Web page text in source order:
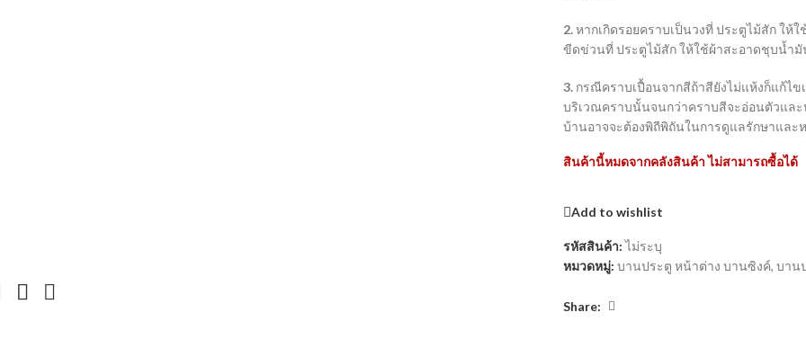
2.หากเกิดรอยคราบเป็นวงที่ ประตูไม้สัก ให้
ขีดข่วนที่ ประตูไม้สัก ให้ใช้ผ้าสะอาดชุบน้ำมั
3.กรณีคราบเปื้อนจากสีถ้าสียังไม่แห้งก็แก้ไ
บริเวณคราบนั้นจนกว่าคราบสีจะอ่อนตัวและ
บ้านอาจจะต้องพิถีพิถันในการดูแลรักษาและ
สินค้านี้หมดจากคลังสินค้า ไม่สามารถซื้อได้
Add to wishlist
รหัสสินค้า:ไม่ระบุ
หมวดหมู่: บานประตู หน้าต่าง บานซิงค์, บาน
Share: